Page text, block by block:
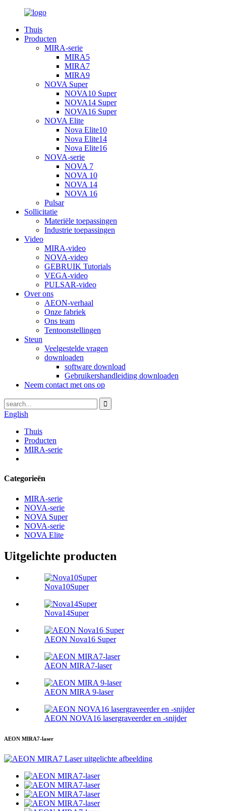
Thuis
Producten
MIRA-serie
MIRA5
MIRA7
MIRA9
NOVA Super
NOVA10 Super
NOVA14 Super
NOVA16 Super
NOVA Elite
Nova Elite10
Nova Elite14
Nova Elite16
NOVA-serie
NOVA 7
NOVA 10
NOVA 14
NOVA 16
Pulsar
Sollicitatie
Materiële toepassingen
Industrie toepassingen
Video
MIRA-video
NOVA-video
GEBRUIK Tutorials
VEGA-video
PULSAR-video
Over ons
AEON-verhaal
Onze fabriek
Ons team
Tentoonstellingen
Steun
Veelgestelde vragen
downloaden
software download
Gebruikershandleiding downloaden
Neem contact met ons op
English
Thuis
Producten
MIRA-serie
Categorieën
MIRA-serie
NOVA-serie
NOVA Super
NOVA-serie
NOVA Elite
Uitgelichte producten
Nova10Super
Nova14Super
AEON Nova16 Super
AEON MIRA7-laser
AEON MIRA 9-laser
AEON NOVA16 lasergraveerder en -snijder
AEON MIRA7-laser